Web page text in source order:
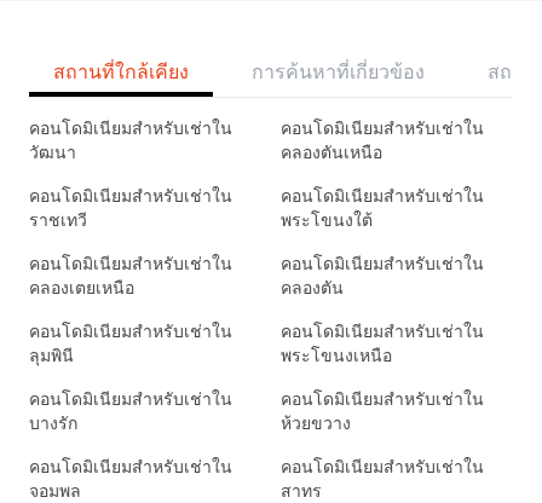
สถานที่ใกล้เคียง การค้นหาที่เกี่ยวข้อง สถานี
คอนโดมิเนียมสำหรับเช่าใน
วัฒนา
คอนโดมิเนียมสำหรับเช่าใน
คลองตันเหนือ
คอนโดมิเนียมสำหรับเช่าใน
ราชเทวี
คอนโดมิเนียมสำหรับเช่าใน
พระโขนงใต้
คอนโดมิเนียมสำหรับเช่าใน
คลองเตยเหนือ
คอนโดมิเนียมสำหรับเช่าใน
คลองตัน
คอนโดมิเนียมสำหรับเช่าใน
ลุมพินี
คอนโดมิเนียมสำหรับเช่าใน
พระโขนงเหนือ
คอนโดมิเนียมสำหรับเช่าใน
บางรัก
คอนโดมิเนียมสำหรับเช่าใน
ห้วยขวาง
คอนโดมิเนียมสำหรับเช่าใน
จอมพล
คอนโดมิเนียมสำหรับเช่าใน
สาทร